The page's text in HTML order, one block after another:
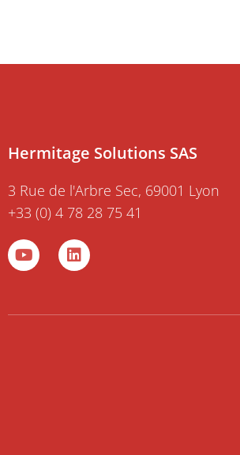
Hermitage Solutions SAS
3 Rue de l'Arbre Sec, 69001 Lyon
+33 (0) 4 78 28 75 41
Y
o
u
u
L
i
n
e